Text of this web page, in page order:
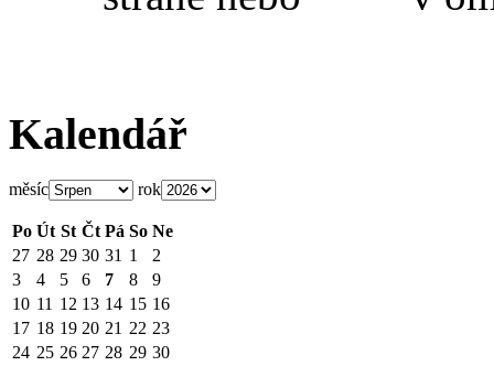
Kalendář
měsíc rok
Po Út St Čt Pá So Ne
27 28 29 30 31 1
2
3
4 5 6 7 8
9
10 11 12 13 14 15 16
17 18 19 20 21 22 23
24 25 26 27 28 29 30